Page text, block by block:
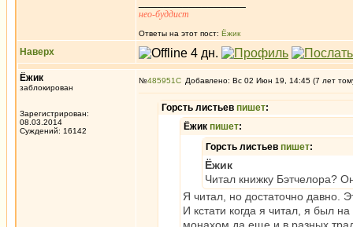
нео-буддист
Ответы на этот пост: Ёжик
Наверх
Ёжик
заблокирован
Зарегистрирован:
08.03.2014
Суждений: 16142
№485951 Добавлено: Вс 02 Июн 19, 14:45 (7 лет
Горсть листьев пишет:
Ёжик пишет:
Горсть листьев пишет:
Ёжик
Читал книжку Бэтчелора?
Я читал, но достаточно давно.
И кстати когда я читал, я был